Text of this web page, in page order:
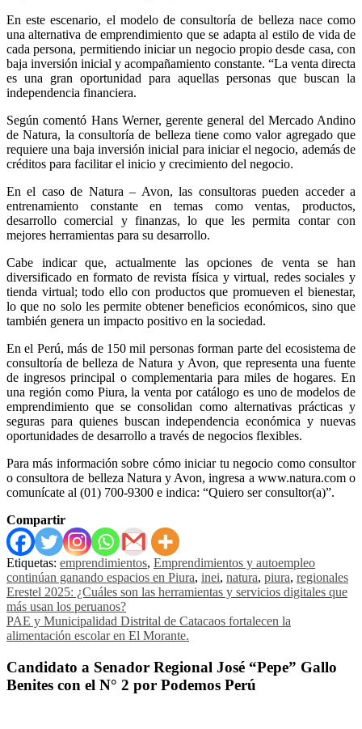
En este escenario, el modelo de consultoría de belleza nace como
una alternativa de emprendimiento que se adapta al estilo de vida de
cada persona, permitiendo iniciar un negocio propio desde casa, con
baja inversión inicial y acompañamiento constante. “La venta directa
es una gran oportunidad para aquellas personas que buscan la
independencia financiera.
Según comentó Hans Werner, gerente general del Mercado Andino
de Natura, la consultoría de belleza tiene como valor agregado que
requiere una baja inversión inicial para iniciar el negocio, además de
créditos para facilitar el inicio y crecimiento del negocio.
En el caso de Natura – Avon, las consultoras pueden acceder a
entrenamiento constante en temas como ventas, productos,
desarrollo comercial y finanzas, lo que les permita contar con
mejores herramientas para su desarrollo.
Cabe indicar que, actualmente las opciones de venta se han
diversificado en formato de revista física y virtual, redes sociales y
tienda virtual; todo ello con productos que promueven el bienestar,
lo que no solo les permite obtener beneficios económicos, sino que
también genera un impacto positivo en la sociedad.
En el Perú, más de 150 mil personas forman parte del ecosistema de
consultoría de belleza de Natura y Avon, que representa una fuente
de ingresos principal o complementaria para miles de hogares. En
una región como Piura, la venta por catálogo es uno de modelos de
emprendimiento que se consolidan como alternativas prácticas y
seguras para quienes buscan independencia económica y nuevas
oportunidades de desarrollo a través de negocios flexibles.
Para más información sobre cómo iniciar tu negocio como consultor
o consultora de belleza Natura y Avon, ingresa a www.natura.com o
comunícate al (01) 700-9300 e indica: “Quiero ser consultor(a)”.
Compartir
Etiquetas: emprendimientos, Emprendimientos y autoempleo
continúan ganando espacios en Piura, inei, natura, piura, regionales
Navegación
de
entradas
Erestel 2025: ¿Cuáles son las herramientas y servicios digitales que
más usan los peruanos?
PAE y Municipalidad Distrital de Catacaos fortalecen la
alimentación escolar en El Morante.
Candidato a Senador Regional José “Pepe” Gallo
Benites con el N° 2 por Podemos Perú